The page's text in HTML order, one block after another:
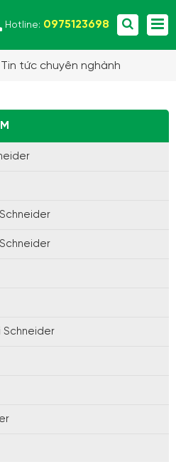
Hotline: 0975123698
Tin tức chuyên nghành
Schneider